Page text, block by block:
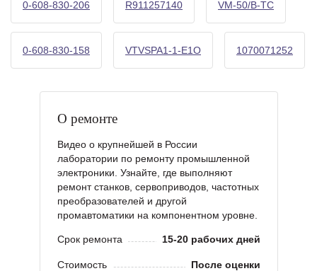
0-608-830-206 R911257140 VM-50/B-TC
0-608-830-158 VTVSPA1-1-E1O 1070071252
О ремонте
Видео о крупнейшей в России
лаборатории по ремонту промышленной
электроники. Узнайте, где выполняют
ремонт станков, сервоприводов, частотных
преобразователей и другой
промавтоматики на компонентном уровне.
Срок ремонта 15-20 рабочих дней
Стоимость После оценки